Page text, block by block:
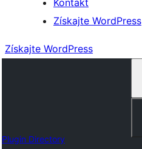
Kontakt
Získajte WordPress
Získajte WordPress
Plugin Directory